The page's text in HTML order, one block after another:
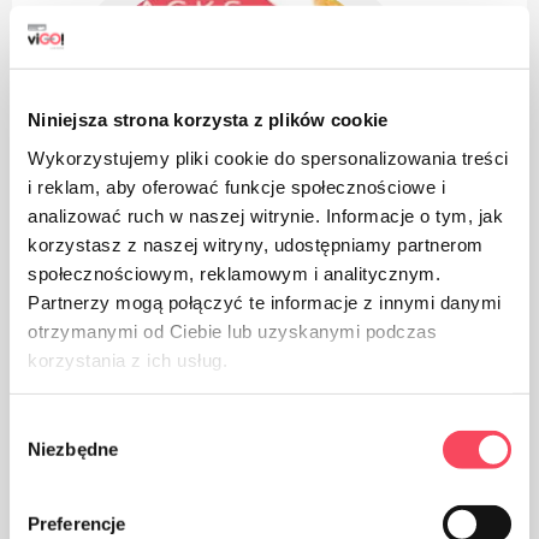
Niniejsza strona korzysta z plików cookie
Wykorzystujemy pliki cookie do spersonalizowania treści
i reklam, aby oferować funkcje społecznościowe i
analizować ruch w naszej witrynie. Informacje o tym, jak
korzystasz z naszej witryny, udostępniamy partnerom
społecznościowym, reklamowym i analitycznym.
Partnerzy mogą połączyć te informacje z innymi danymi
otrzymanymi od Ciebie lub uzyskanymi podczas
korzystania z ich usług.
zgody
Niezbędne
PreferencjeDas Produkt ist für den Handel in den Ländern der